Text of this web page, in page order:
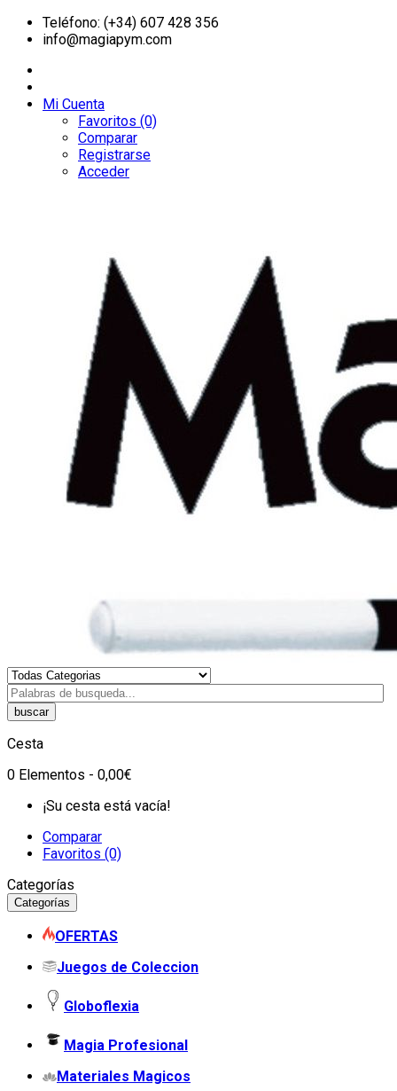
Teléfono: (+34) 607 428 356
info@magiapym.com
Mi Cuenta
Favoritos (0)
Comparar
Registrarse
Acceder
buscar
Cesta
0 Elementos - 0,00€
¡Su cesta está vacía!
Comparar
Favoritos (0)
Categorías
Categorías
OFERTAS
Juegos de Coleccion
Globoflexia
Magia Profesional
Materiales Magicos